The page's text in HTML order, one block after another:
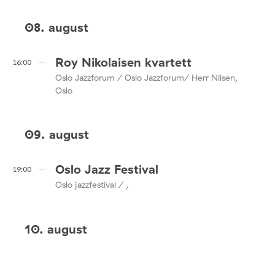
08. august
16:00 Roy Nikolaisen kvartett
Oslo Jazzforum / Oslo Jazzforum/ Herr Nilsen,
Oslo
09. august
19:00 Oslo Jazz Festival
Oslo jazzfestival / ,
10. august